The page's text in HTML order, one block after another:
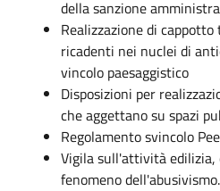
della sanzione
Realizzazione di
ricadenti nei nuclei di
vincolo paesaggistico
Disposizioni per
che aggettano su spazi
Regolamento svincolo
Vigila sull'attività edilizia,
fenomeno dell'abusivismo.